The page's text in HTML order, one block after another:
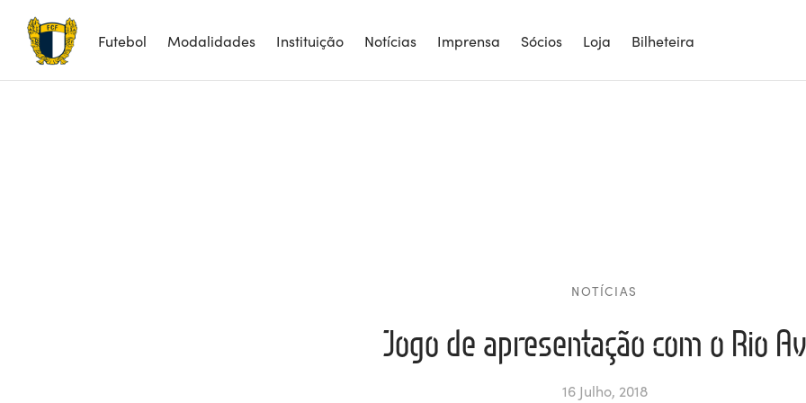
Futebol Modalidades Instituição Notícias Imprensa Sócios Loja Bilheteira
NOTÍCIAS
Jogo de apresentação com o Rio
16 Julho, 2018